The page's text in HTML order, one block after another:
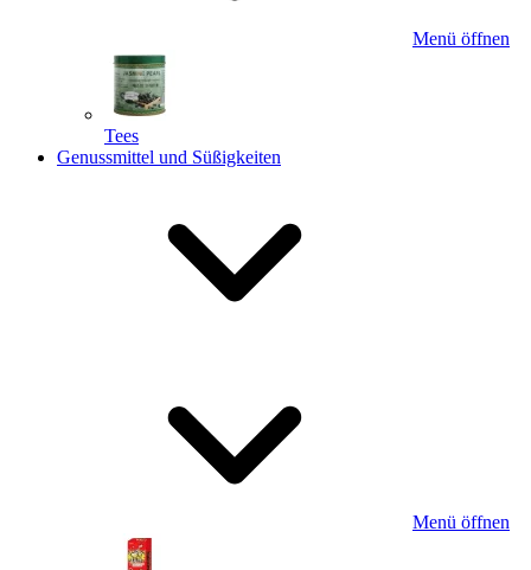
Menü öffnen
Tees
Genussmittel und Süßigkeiten
Menü öffnen